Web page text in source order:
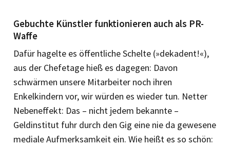
Gebuchte Künstler funktionieren auch als PR-
Waffe
Dafür hagelte es öffentliche Schelte (»dekadent!«),
aus der Chefetage hieß es dagegen: Davon
schwärmen unsere Mitarbeiter noch ihren
Enkelkindern vor, wir würden es wieder tun. Netter
Nebeneffekt: Das – nicht jedem bekannte –
Geldinstitut fuhr durch den Gig eine nie da gewesene
mediale Aufmerksamkeit ein. Wie heißt es so schön: